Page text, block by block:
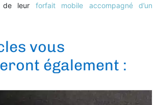
de leur forfait mobile accompagné d’un
vous
également :